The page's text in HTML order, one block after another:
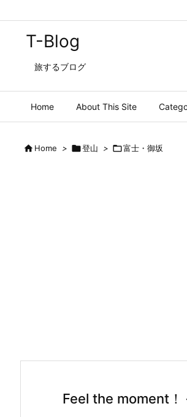
T-Blog
旅するブログ
Home About This Site
Home > 登山 > 富士・御坂
Feel the moment！